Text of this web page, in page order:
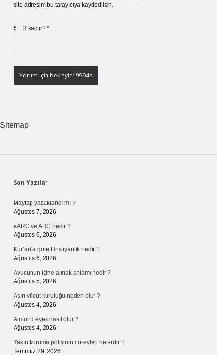
site adresim bu tarayıcıya kaydedilsin.
5 + 3 kaçtır? *
Sitemap
Sidebar
Son Yazılar
Maytap yasaklandı mı ?
Ağustos 7, 2026
eARC ve ARC nedir ?
Ağustos 6, 2026
Kur’an’a göre Hristiyanlık nedir ?
Ağustos 6, 2026
Avucunun içine almak anlamı nedir ?
Ağustos 5, 2026
Aşırı vücut kuruluğu neden olur ?
Ağustos 4, 2026
Almond eyes nasıl olur ?
Ağustos 4, 2026
Yakın koruma polisinin görevleri nelerdir ?
Temmuz 29, 2026